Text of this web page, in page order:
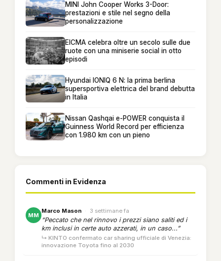
MINI John Cooper Works 3-Door:
prestazioni e stile nel segno della
personalizzazione
EICMA celebra oltre un secolo sulle due
ruote con una miniserie social in otto
episodi
Hyundai IONIQ 6 N: la prima berlina
supersportiva elettrica del brand debutta
in Italia
Nissan Qashqai e-POWER conquista il
Guinness World Record per efficienza
con 1.980 km con un pieno
Commenti in Evidenza
MM
Marco Mason · 3 settimane fa
“Peccato che nel rinnovo i prezzi siano saliti ed i
km inclusi in certe auto azzerati, in un caso...”
↳ KINTO confermato car sharing ufficiale di Venezia:
innovazione Toyota fino al 2030